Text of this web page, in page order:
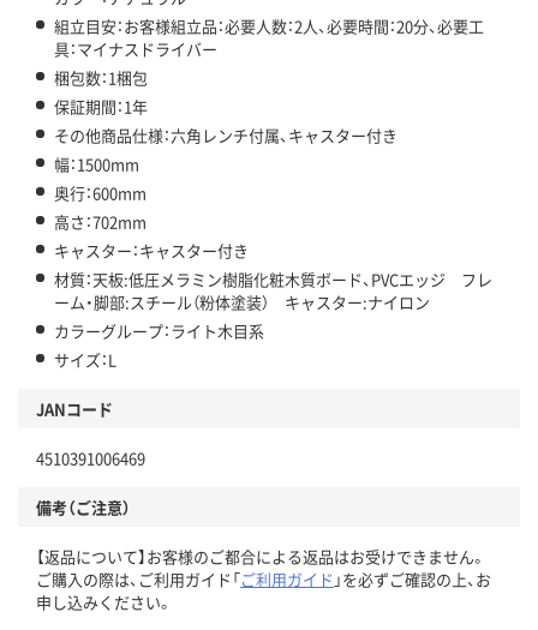
組立目安：お客様組立品：必要人数：2人、必要時間：20分、必要工
具：マイナスドライバー
梱包数：1梱包
保証期間：1年
その他商品仕様：六角レンチ付属、キャスター付き
幅：1500mm
奥行：600mm
高さ：702mm
キャスター：キャスター付き
材質：天板:低圧メラミン樹脂化粧木質ボード、PVCエッジ フレ
ーム・脚部:スチール（粉体塗装） キャスター:ナイロン
カラーグループ：ライト木目系
サイズ：L
JANコード
4510391006469
備考（ご注意）
【返品について】お客様のご都合による返品はお受けできません。
ご購入の際は、ご利用ガイド「ご利用ガイド 」を必ずご確認の上、お
申し込みください。